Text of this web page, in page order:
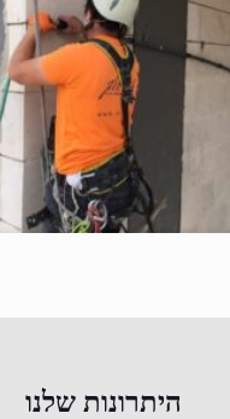
היתרונות שלנו